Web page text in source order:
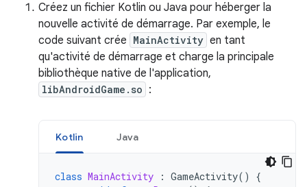
Créez un fichier Kotlin ou Java pour héberger la
nouvelle activité de démarrage. Par exemple, le
code suivant crée MainActivity en tant
qu'activité de démarrage et charge la principale
bibliothèque native de l'application,
libAndroidGame.so :
Kotlin Java
class MainActivity : GameActivity()
{